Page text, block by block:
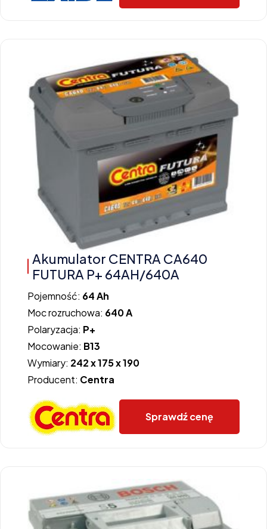
Akumulator CENTRA CA640
FUTURA P+ 64AH/640A
Pojemność: 64 Ah
Moc rozruchowa: 640 A
Polaryzacja: P+
Mocowanie: B13
Wymiary: 242 x 175 x 190
Producent: Centra
Sprawdź cenę